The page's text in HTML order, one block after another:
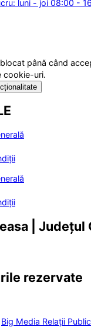
luni - joi 08:00 -
până când
cookie-uri.
| Județul
rezervate
Big Media Relații